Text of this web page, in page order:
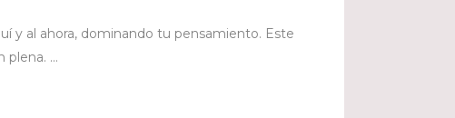
y al ahora, dominando tu pensamiento. Este
...